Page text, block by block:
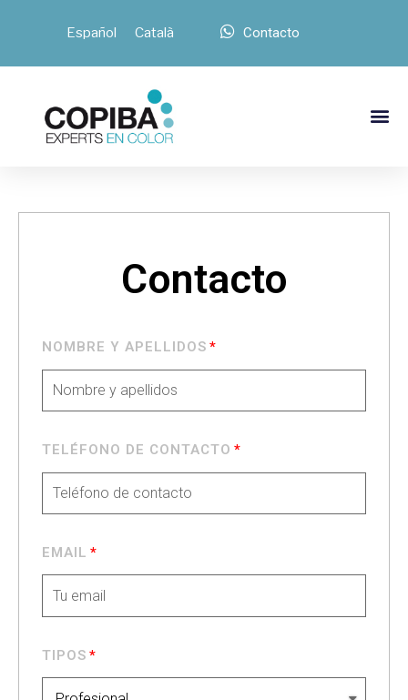
Contacto
Español Català
Contacto
NOMBRE Y APELLIDOS
TELÉFONO DE CONTACTO
EMAIL
TIPOS